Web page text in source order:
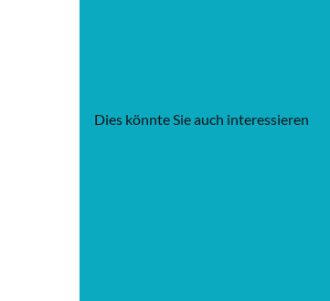
Dies könnte Sie auch interessieren